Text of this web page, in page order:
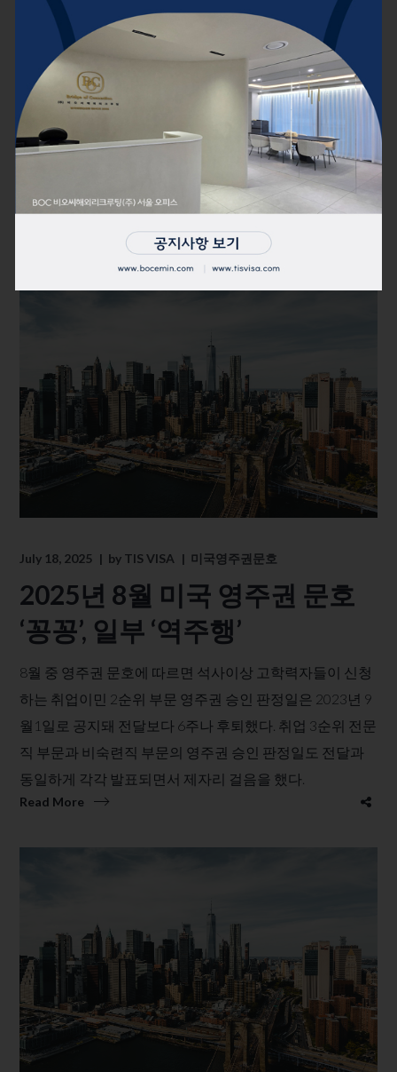
‘취업이민, 거의 전면 동결’
2025년 9월 영주권 문호에 따르면 석사이상 고학력자들이
신청하는 취업이민 2순위와 취업 3순위 전문직 부문과 비
숙련직 부문의 영주권 판정 승인일이 전달에서 한걸음도
나아가지 못했다. 한시적 프로그램인 취업 4순위 종교이민
부문은 예산이 확정되지 않으면서 처리 불능 상태가 계속
됐다.
July 18, 2025 by TIS VISA 미국영주권문호
2025년 8월 미국 영주권 문호
‘꽁꽁’, 일부 ‘역주행’
8월 중 영주권 문호에 따르면 석사이상 고학력자들이 신청
하는 취업이민 2순위 부문 영주권 승인 판정일은 2023년 9
월1일로 공지돼 전달보다 6주나 후퇴했다. 취업 3순위 전문
직 부문과 비숙련직 부문의 영주권 승인 판정일도 전달과
동일하게 각각 발표되면서 제자리 걸음을 했다.
Read More